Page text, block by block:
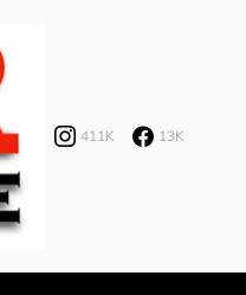
411K 13K